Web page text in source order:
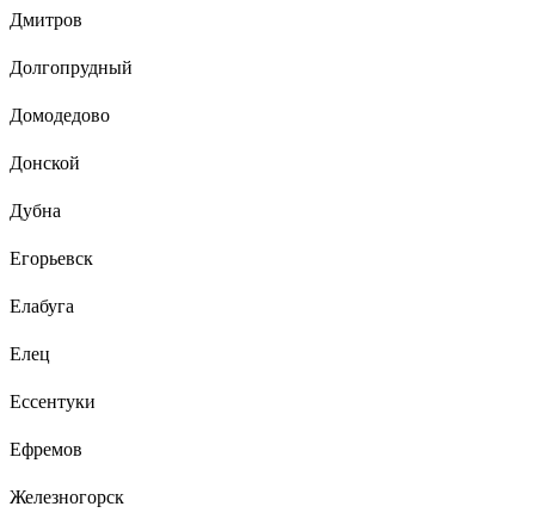
Дмитров
Долгопрудный
Домодедово
Донской
Дубна
Егорьевск
Елабуга
Елец
Ессентуки
Ефремов
Железногорск